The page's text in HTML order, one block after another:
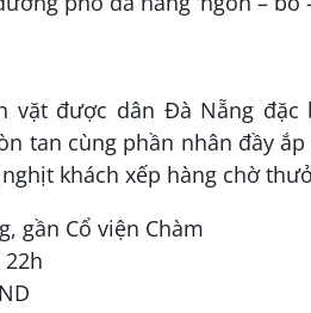
vặt được dân Đà Nẵng
tan cùng phần nhân đầy
khách xếp hàng chờ
gần Cổ viện Chàm